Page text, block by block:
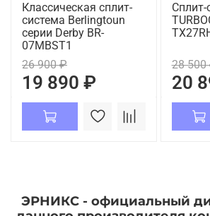
Классическая сплит-
система Berlingtoun
серии Derby BR-
07MBST1
26 900 ₽
19 890 ₽
Сплит-
28 500
20
ЭРНИКС - официальный